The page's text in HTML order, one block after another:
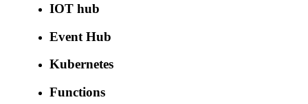
IOT hub
Event Hub
Kubernetes
Functions